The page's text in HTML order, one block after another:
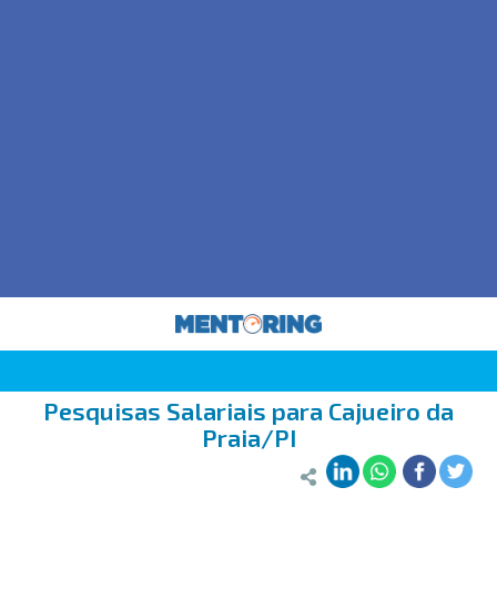
Pesquisas Salariais para Cajueiro da
Praia/PI